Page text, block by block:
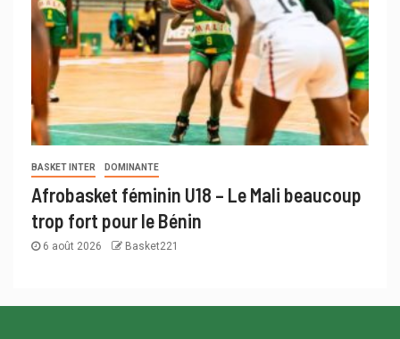
BASKET INTER DOMINANTE
Afrobasket féminin U18 – Le Mali beaucoup
trop fort pour le Bénin
6 août 2026 Basket221